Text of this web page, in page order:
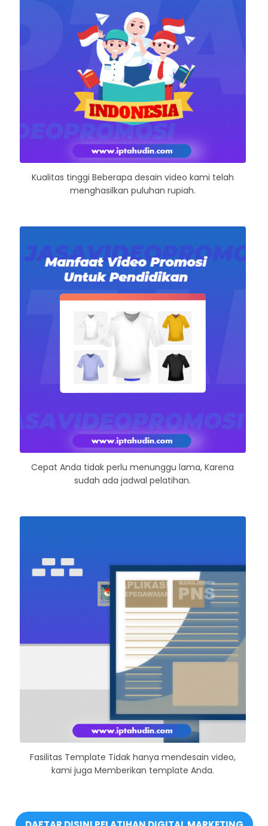
Kualitas tinggi Beberapa desain video kami telah
menghasilkan puluhan rupiah.
Cepat Anda tidak perlu menunggu lama, Karena
sudah ada jadwal pelatihan.
Fasilitas Template Tidak hanya mendesain video,
kami juga Memberikan template Anda.